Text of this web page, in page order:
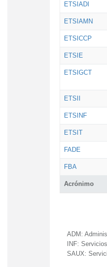
Acrónimo
ETSIADI
ETSIAMN
ETSICCP
ETSIE
ETSIGCT
ETSII
ETSINF
ETSIT
FADE
FBA
ADM:
INF:
SAUX: